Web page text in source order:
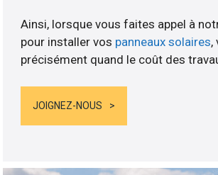
Ainsi, lorsque vous faites appel à
pour installer vos panneaux solaires,
précisément quand le coût des
JOIGNEZ-NOUS